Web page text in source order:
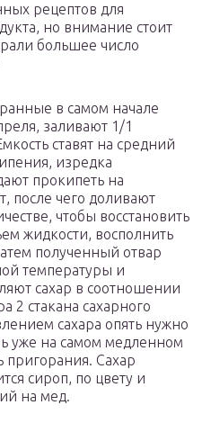
рецептов для
но внимание стоит
большее число
в самом начале
заливают 1/1
ставят на средний
изредка
прокипеть на
после чего доливают
чтобы восстановить
жидкости, восполнить
полученный отвар
температуры и
сахар в соотношении
2 стакана сахарного
сахара опять нужно
уже на самом медленном
пригорания. Сахар
сироп, по цвету и
на мед.